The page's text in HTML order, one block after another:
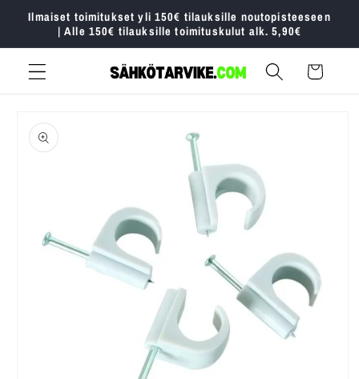
siirry
sisältöön
Ilmaiset toimitukset yli 150€ tilauksille noutopisteeseen
| Alle 150€ tilauksille toimituskulut alk. 5,90€
Ostoskori
tuotetietoihin